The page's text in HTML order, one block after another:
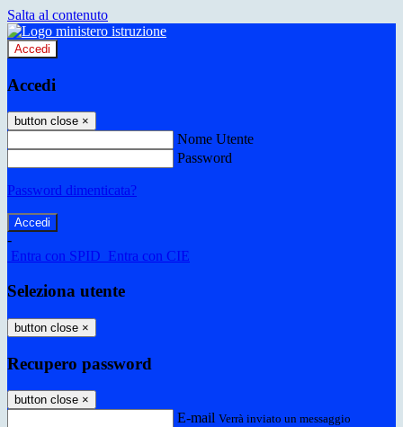
Salta al contenuto
Accedi
Accedi
button close ×
Nome Utente
Password
Password dimenticata?
-
Entra con SPID Entra con CIE
Seleziona utente
button close ×
Recupero password
button close ×
E-mail Verrà inviato un messaggio